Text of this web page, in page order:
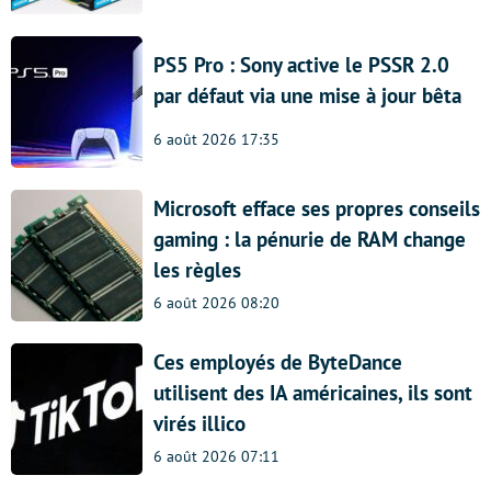
PS5 Pro : Sony active le PSSR 2.0
par défaut via une mise à jour bêta
6 août 2026 17:35
Microsoft efface ses propres conseils
gaming : la pénurie de RAM change
les règles
6 août 2026 08:20
Ces employés de ByteDance
utilisent des IA américaines, ils sont
virés illico
6 août 2026 07:11